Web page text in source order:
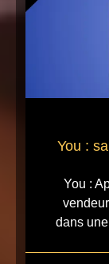
You :
You :
dans